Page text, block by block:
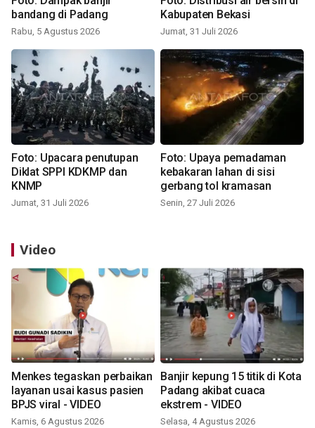
bandang di Padang
Rabu, 5 Agustus 2026
Kabupaten Bekasi
Jumat, 31 Juli 2026
Foto: Upacara penutupan
Diklat SPPI KDKMP dan
KNMP
Jumat, 31 Juli 2026
Foto: Upaya pemadaman
kebakaran lahan di sisi
gerbang tol kramasan
Senin, 27 Juli 2026
Video
Menkes tegaskan perbaikan
layanan usai kasus pasien
BPJS viral - VIDEO
Kamis, 6 Agustus 2026
Banjir kepung 15 titik di Kota
Padang akibat cuaca
ekstrem - VIDEO
Selasa, 4 Agustus 2026